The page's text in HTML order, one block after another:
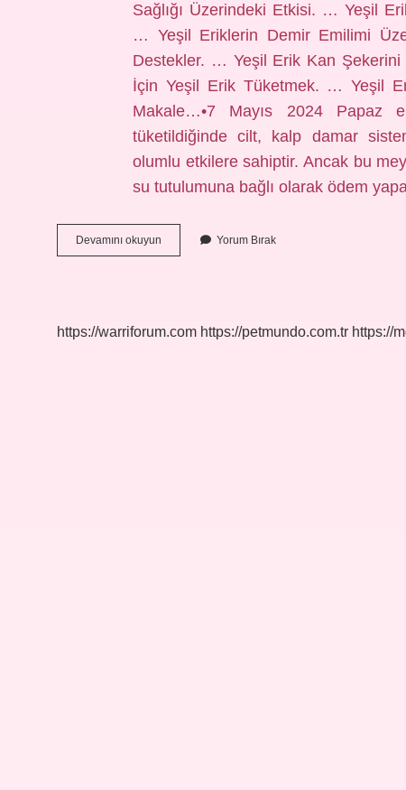
Sağlığı Üzerindeki Etkisi. … Yeşil
… Yeşil Eriklerin Demir Emilimi
Destekler. … Yeşil Erik Kan Şekerini
İçin Yeşil Erik Tüketmek. … Yeşil
Makale…•7 Mayıs 2024 Papaz
tüketildiğinde cilt, kalp damar
olumlu etkilere sahiptir. Ancak bu
su tutulumuna bağlı olarak ödem
Devamını okuyun
Eriği
Yorum Bırak
https://warriforum.com https://petmundo.com.tr https://